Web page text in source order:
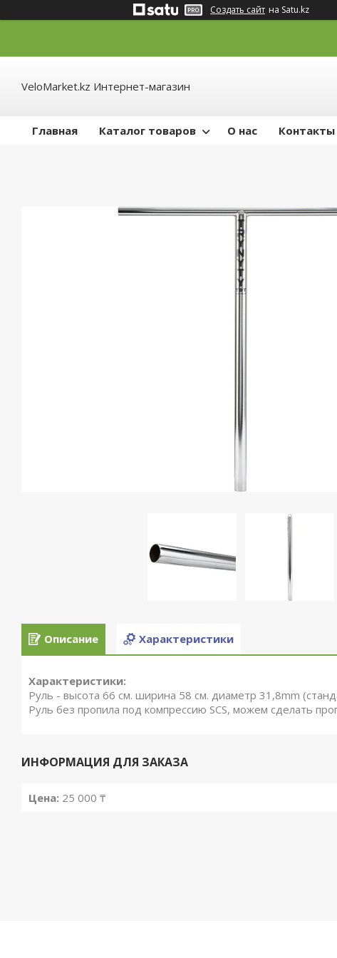
Создать сайт на Satu.kz
VeloMarket.kz Интернет-магазин
Главная Каталог товаров О нас Контакты
Описание Характеристики
Характеристики:
Руль - высота 66 см. ширина 58 см. диаметр 31,8mm
Руль без пропила под компрессию SCS, можем сделать
ИНФОРМАЦИЯ ДЛЯ ЗАКАЗА
Цена: 25 000 ₸